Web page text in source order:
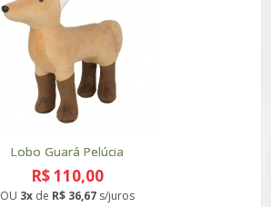
Lobo Guará Pelúcia
R$ 110,00
OU 3x de R$ 36,67 s/juros